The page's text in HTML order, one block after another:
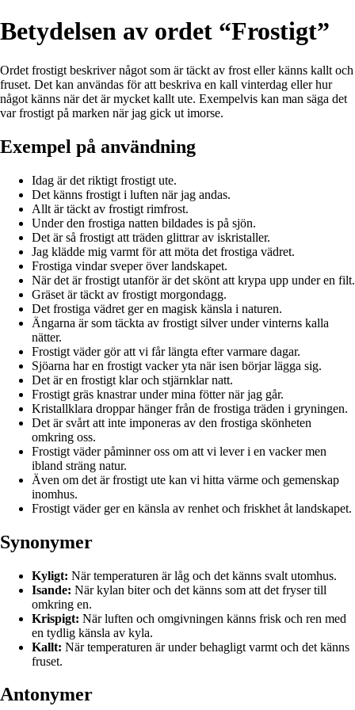
Betydelsen av ordet “Frostigt”
Ordet frostigt beskriver något som är täckt av frost eller känns kallt och
fruset. Det kan användas för att beskriva en kall vinterdag eller hur
något känns när det är mycket kallt ute. Exempelvis kan man säga det
var frostigt på marken när jag gick ut imorse.
Exempel på användning
Idag är det riktigt frostigt ute.
Det känns frostigt i luften när jag andas.
Allt är täckt av frostigt rimfrost.
Under den frostiga natten bildades is på sjön.
Det är så frostigt att träden glittrar av iskristaller.
Jag klädde mig varmt för att möta det frostiga vädret.
Frostiga vindar sveper över landskapet.
När det är frostigt utanför är det skönt att krypa upp under en filt.
Gräset är täckt av frostigt morgondagg.
Det frostiga vädret ger en magisk känsla i naturen.
Ängarna är som täckta av frostigt silver under vinterns kalla
nätter.
Frostigt väder gör att vi får längta efter varmare dagar.
Sjöarna har en frostigt vacker yta när isen börjar lägga sig.
Det är en frostigt klar och stjärnklar natt.
Frostigt gräs knastrar under mina fötter när jag går.
Kristallklara droppar hänger från de frostiga träden i gryningen.
Det är svårt att inte imponeras av den frostiga skönheten
omkring oss.
Frostigt väder påminner oss om att vi lever i en vacker men
ibland sträng natur.
Även om det är frostigt ute kan vi hitta värme och gemenskap
inomhus.
Frostigt väder ger en känsla av renhet och friskhet åt landskapet.
Synonymer
Kyligt: När temperaturen är låg och det känns svalt utomhus.
Isande: När kylan biter och det känns som att det fryser till
omkring en.
Krispigt: När luften och omgivningen känns frisk och ren med
en tydlig känsla av kyla.
Kallt: När temperaturen är under behagligt varmt och det känns
fruset.
Antonymer